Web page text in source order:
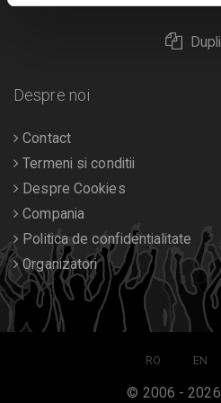
Despre noi
Contact
Termeni si conditii
Despre Cookies
Compania
Politica de confidentialitate
Organizatori
RO EN
© 2006 - 2026